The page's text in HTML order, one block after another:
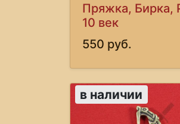
Пряжка, Бирка,
10 век
550 руб.
в наличии